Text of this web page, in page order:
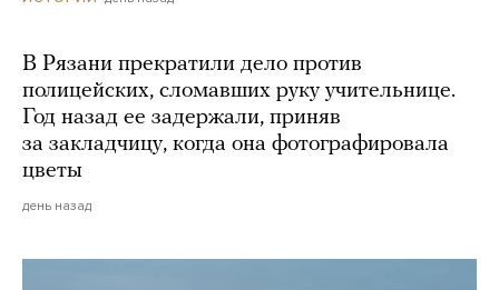
В Рязани прекратили дело против
полицейских, сломавших руку учительнице.
Год назад ее задержали, приняв
за закладчицу, когда она фотографировала
цветы
день назад